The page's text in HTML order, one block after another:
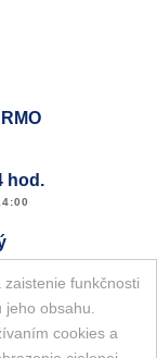
funkčnosti
obsahu.
cookies a
hod.
ZNAČKY